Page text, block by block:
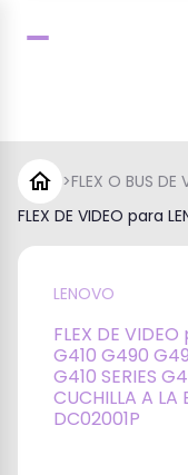
>FLEX O BUS DE
FLEX DE VIDEO para
LENOVO
FLEX DE
G410 G490
G410 SERIES
CUCHILLA A
DC02001P